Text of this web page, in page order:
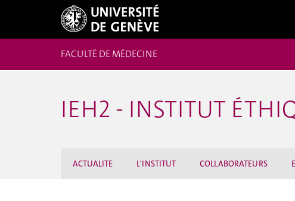
FACULTÉ DE MÉDECINE
IEH2 - INSTITUT
ACTUALITE L'INSTITUT COLLABORATEURS